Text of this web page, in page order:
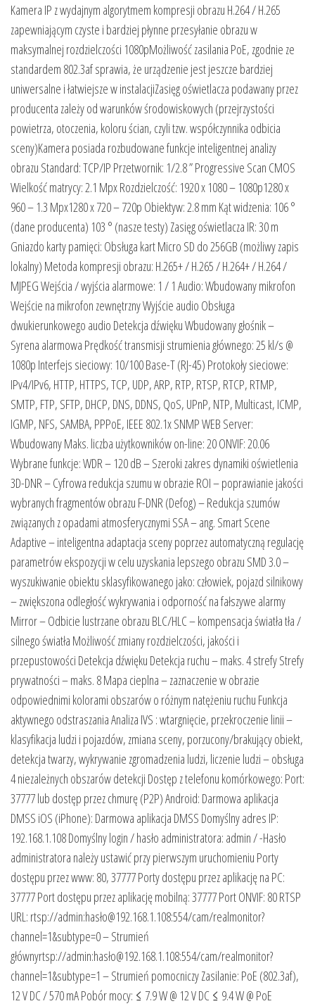
Kamera IP z wydajnym algorytmem kompresji obrazu H.264 / H.265
zapewniającym czyste i bardziej płynne przesyłanie obrazu w
maksymalnej rozdzielczości 1080pMożliwość zasilania PoE, zgodnie ze
standardem 802.3af sprawia, że urządzenie jest jeszcze bardziej
uniwersalne i łatwiejsze w instalacjiZasięg oświetlacza podawany przez
producenta zależy od warunków środowiskowych (przejrzystości
powietrza, otoczenia, koloru ścian, czyli tzw. współczynnika odbicia
sceny)Kamera posiada rozbudowane funkcje inteligentnej analizy
obrazu Standard: TCP/IP Przetwornik: 1/2.8 ” Progressive Scan CMOS
Wielkość matrycy: 2.1 Mpx Rozdzielczość: 1920 x 1080 – 1080p1280 x
960 – 1.3 Mpx1280 x 720 – 720p Obiektyw: 2.8 mm Kąt widzenia: 106 °
(dane producenta) 103 ° (nasze testy) Zasięg oświetlacza IR: 30 m
Gniazdo karty pamięci: Obsługa kart Micro SD do 256GB (możliwy zapis
lokalny) Metoda kompresji obrazu: H.265+ / H.265 / H.264+ / H.264 /
MJPEG Wejścia / wyjścia alarmowe: 1 / 1 Audio: Wbudowany mikrofon
Wejście na mikrofon zewnętrzny Wyjście audio Obsługa
dwukierunkowego audio Detekcja dźwięku Wbudowany głośnik –
Syrena alarmowa Prędkość transmisji strumienia głównego: 25 kl/s @
1080p Interfejs sieciowy: 10/100 Base-T (RJ-45) Protokoły sieciowe:
IPv4/IPv6, HTTP, HTTPS, TCP, UDP, ARP, RTP, RTSP, RTCP, RTMP,
SMTP, FTP, SFTP, DHCP, DNS, DDNS, QoS, UPnP, NTP, Multicast, ICMP,
IGMP, NFS, SAMBA, PPPoE, IEEE 802.1x SNMP WEB Server:
Wbudowany Maks. liczba użytkowników on-line: 20 ONVIF: 20.06
Wybrane funkcje: WDR – 120 dB – Szeroki zakres dynamiki oświetlenia
3D-DNR – Cyfrowa redukcja szumu w obrazie ROI – poprawianie jakości
wybranych fragmentów obrazu F-DNR (Defog) – Redukcja szumów
związanych z opadami atmosferycznymi SSA – ang. Smart Scene
Adaptive – inteligentna adaptacja sceny poprzez automatyczną regulację
parametrów ekspozycji w celu uzyskania lepszego obrazu SMD 3.0 –
wyszukiwanie obiektu sklasyfikowanego jako: człowiek, pojazd silnikowy
– zwiększona odległość wykrywania i odporność na fałszywe alarmy
Mirror – Odbicie lustrzane obrazu BLC/HLC – kompensacja światła tła /
silnego światła Możliwość zmiany rozdzielczości, jakości i
przepustowości Detekcja dźwięku Detekcja ruchu – maks. 4 strefy Strefy
prywatności – maks. 8 Mapa cieplna – zaznaczenie w obrazie
odpowiednimi kolorami obszarów o różnym natężeniu ruchu Funkcja
aktywnego odstraszania Analiza IVS : wtargnięcie, przekroczenie linii –
klasyfikacja ludzi i pojazdów, zmiana sceny, porzucony/brakujący obiekt,
detekcja twarzy, wykrywanie zgromadzenia ludzi, liczenie ludzi – obsługa
4 niezależnych obszarów detekcji Dostęp z telefonu komórkowego: Port:
37777 lub dostęp przez chmurę (P2P) Android: Darmowa aplikacja
DMSS iOS (iPhone): Darmowa aplikacja DMSS Domyślny adres IP:
192.168.1.108 Domyślny login / hasło administratora: admin / -Hasło
administratora należy ustawić przy pierwszym uruchomieniu Porty
dostępu przez www: 80, 37777 Porty dostępu przez aplikację na PC:
37777 Port dostępu przez aplikację mobilną: 37777 Port ONVIF: 80 RTSP
URL: rtsp://admin:hasło@192.168.1.108:554/cam/realmonitor?
channel=1&subtype=0 – Strumień
głównyrtsp://admin:hasło@192.168.1.108:554/cam/realmonitor?
channel=1&subtype=1 – Strumień pomocniczy Zasilanie: PoE (802.3af),
12 V DC / 570 mA Pobór mocy: ≤ 7.9 W @ 12 V DC ≤ 9.4 W @ PoE